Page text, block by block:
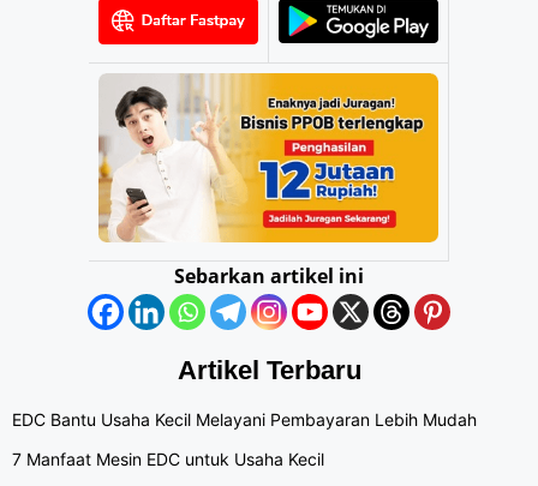
Sebarkan artikel ini
Artikel Terbaru
EDC Bantu Usaha Kecil Melayani Pembayaran Lebih Mudah
7 Manfaat Mesin EDC untuk Usaha Kecil